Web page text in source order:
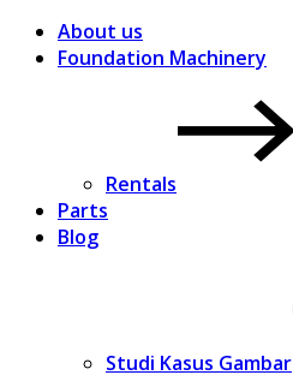
About us
Foundation Machinery
Rentals
Parts
Blog
Studi Kasus Gambar